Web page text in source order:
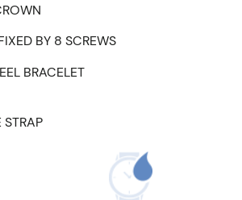
BY 8 SCREWS
BRACELET